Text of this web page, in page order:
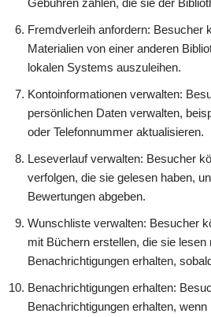
Fremdverleih anfordern: Besucher
Materialien von einer anderen
lokalen Systems auszuleihen.
Kontoinformationen verwalten:
persönlichen Daten verwalten,
oder Telefonnummer aktualisieren.
Leseverlauf verwalten: Besucher
verfolgen, die sie gelesen haben,
Bewertungen abgeben.
Wunschliste verwalten: Besucher
mit Büchern erstellen, die sie lesen
Benachrichtigungen erhalten,
Benachrichtigungen erhalten:
Benachrichtigungen erhalten,